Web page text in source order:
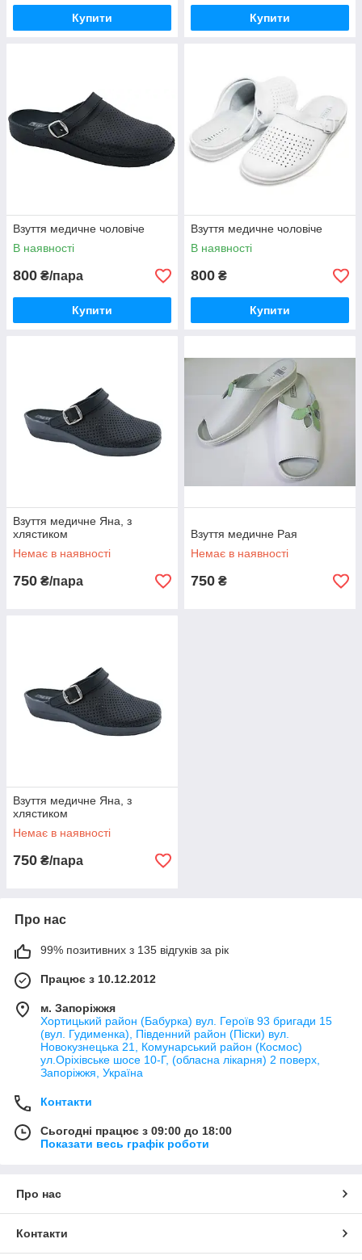
Купити Купити
Взуття медичне чоловіче
В наявності
800 ₴/пара
Купити
Взуття медичне чоловіче
В наявності
800 ₴
Купити
Взуття медичне Яна, з
хлястиком
Немає в наявності
750 ₴/пара
Взуття медичне Рая
Немає в наявності
750 ₴
Взуття медичне Яна, з
хлястиком
Немає в наявності
750 ₴/пара
Про нас
99% позитивних з 135 відгуків за рік
Працює з 10.12.2012
м. Запоріжжя
Хортицький район (Бабурка) вул. Героїв 93 бригади 15
(вул. Гудименка), Південний район (Піски) вул.
Новокузнецька 21, Комунарський район (Космос)
ул.Оріхівське шосе 10-Г, (обласна лікарня) 2 поверх,
Запоріжжя, Україна
Контакти
Сьогодні працює з 09:00 до 18:00
Показати весь графік роботи
Про нас
Контакти